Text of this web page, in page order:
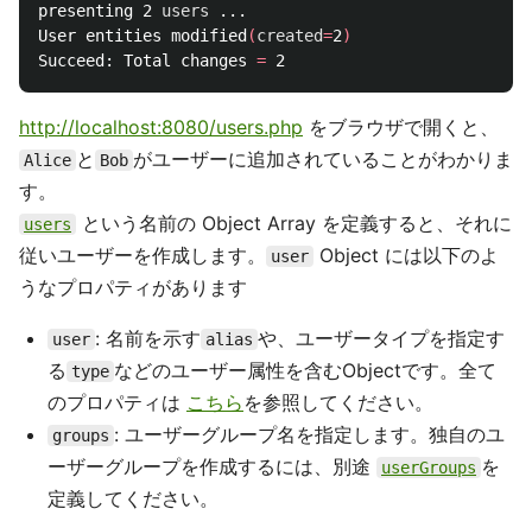
presenting 2 users ...
User entities modified (created=2)
Succeed: Total changes =
http://localhost:8080/users.php をブラウザで開くと、
Alice と Bob がユーザーに追加されていることがわかりま
す。
users
という名前の Object Array を定義すると、それに
従いユーザーを作成します。
user
Object には以下のよ
うなプロパティがあります
user : 名前を示す alias や、ユーザータイプを指定す
る type などのユーザー属性を含むObjectです。全て
のプロパティは こちら を参照してください。
groups : ユーザーグループ名を指定します。独自のユ
ーザーグループを作成するには、別途
userGroups を
定義してください。